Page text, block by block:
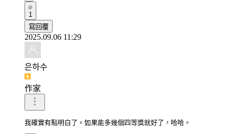
1
寫回覆
2025.09.06 11:29
은하수
作家
我確實有點明白了。如果能多幾個四等獎就好了，哈哈。